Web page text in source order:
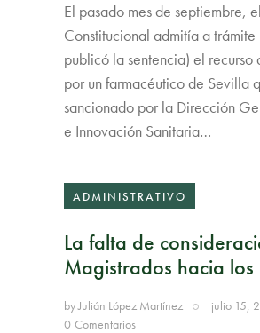
El pasado mes de septiembre,
Constitucional admitía a
publicó la sentencia) el
por un farmacéutico de Sevilla
sancionado por la Dirección
e Innovación Sanitaria…
ADMINISTRATIVO
La falta de
Magistrados hacia los
byJulián López Martínez julio 15,
0 Comentarios